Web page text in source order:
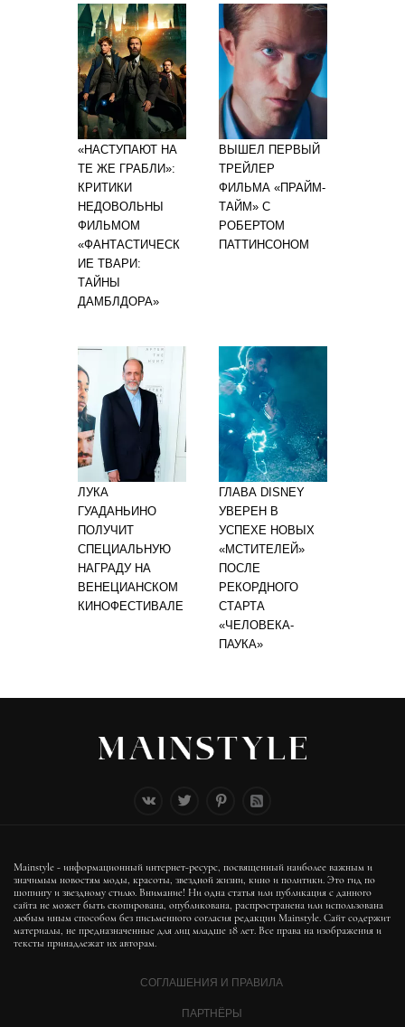
«НАСТУПАЮТ НА
ТЕ ЖЕ ГРАБЛИ»:
КРИТИКИ
НЕДОВОЛЬНЫ
ФИЛЬМОМ
«ФАНТАСТИЧЕСК
ИЕ ТВАРИ:
ТАЙНЫ
ДАМБЛДОРА»
ВЫШЕЛ ПЕРВЫЙ
ТРЕЙЛЕР
ФИЛЬМА «ПРАЙМ-
ТАЙМ» С
РОБЕРТОМ
ПАТТИНСОНОМ
ЛУКА
ГУАДАНЬИНО
ПОЛУЧИТ
СПЕЦИАЛЬНУЮ
НАГРАДУ НА
ВЕНЕЦИАНСКОМ
КИНОФЕСТИВАЛЕ
ГЛАВА DISNEY
УВЕРЕН В
УСПЕХЕ НОВЫХ
«МСТИТЕЛЕЙ»
ПОСЛЕ
РЕКОРДНОГО
СТАРТА
«ЧЕЛОВЕКА-
ПАУКА»
Mainstyle - информационный интернет-ресурс, посвященный наиболее важным и
значимым новостям моды, красоты, звездной жизни, кино и политики. Это гид по
шопингу и звездному стилю. Внимание! Ни одна статья или публикация с данного
сайта не может быть скопирована, опубликована, распространена или использована
любым иным способом без письменного согласия редакции Mainstyle. Сайт содержит
материалы, не предназначенные для лиц младше 18 лет. Все права на изображения и
тексты принадлежат их авторам.
СОГЛАШЕНИЯ И ПРАВИЛА
ПАРТНЁРЫ